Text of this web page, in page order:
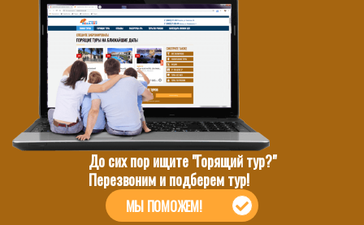
До сих пор ищите "Горящий тур?"
Перезвоним и подберем тур!
МЫ ПОМОЖЕМ!